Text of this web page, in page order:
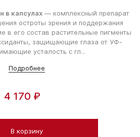
в капсулах — комплексный препарат
остроты зрения и поддержания
в его состав растительные пигменты
защищающие глаза от УФ-
усталость с гл...
Подробнее
4 170 ₽
В корзину